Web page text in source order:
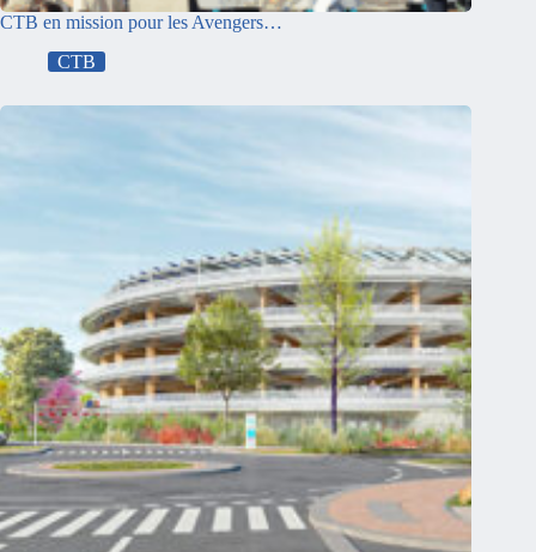
CTB en mission pour les Avengers…
CTB